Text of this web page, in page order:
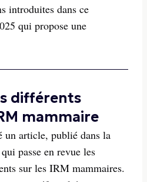
introduites dans ce
qui propose une
différents
mammaire
un article, publié dans la
passe en revue les
sur les IRM mammaires.